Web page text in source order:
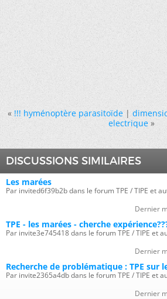
« !!! hyménoptère parasitoïde|
electrique »
DISCUSSIONS SIMILAIRES
Les marées
Par invited6f39b2b dans le forum TPE / TIPE et
Dernier
TPE - les marées - cherche
Par invite3e745418 dans le forum TPE / TIPE et
Dernier
Recherche de problématique : TPE sur
Par invite2365a4db dans le forum TPE / TIPE et
Dernier